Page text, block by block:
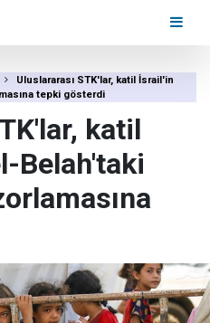
Uluslararası STK'lar, katil İsrail'in
tepki gösterdi
katil
Belah'taki